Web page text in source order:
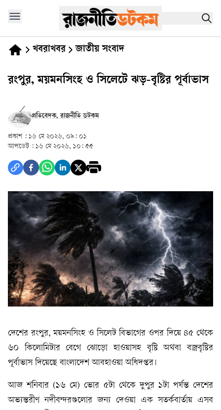
খবরাখবর জাতীয় সংবাদ
রংপুর, ময়মনসিংহ ও সিলেটে ঝড়-বৃষ্টির পূর্বাভাস
প্রতিবেদক, রাজনীতি ডটকম
প্রকাশ : ১৬ মে ২০২৬, ০৯: ০১
আপডেট : ১৬ মে ২০২৬, ১০: ৫৫
দেশের রংপুর, ময়মনসিংহ ও সিলেট বিভাগের ওপর দিয়ে ৪৫ থেকে
৬০ কিলোমিটার বেগে ঝোড়ো হাওয়াসহ বৃষ্টি অথবা বজ্রবৃষ্টির
পূর্বাভাস দিয়েছে বাংলাদেশ আবহাওয়া অধিদপ্তর।
আজ শনিবার (১৬ মে) ভোর ৫টা থেকে দুপুর ১টা পর্যন্ত দেশের
অভ্যন্তরীণ নদীবন্দরগুলোর জন্য দেওয়া এক সতর্কবার্তায় এসব